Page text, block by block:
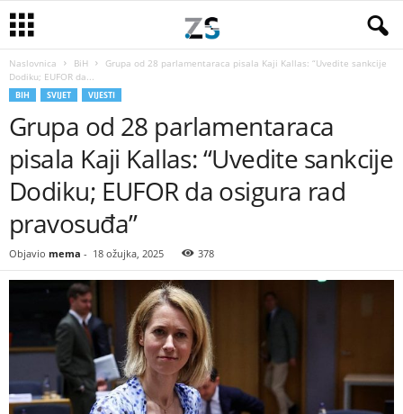
Naslovnica BiH
Grupa od 28 parlamentaraca pisala Kaji Kallas: “Uvedite sankcije
Dodiku; EUFOR da...
BIH SVIJET VIJESTI
Grupa od 28 parlamentaraca
pisala Kaji Kallas: “Uvedite sankcije
Dodiku; EUFOR da osigura rad
pravosuđa”
Objavio mema - 18 ožujka, 2025 378